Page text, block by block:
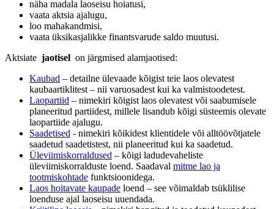
näha madala laoseisu hoiatusi,
vaata aktsia ajalugu,
loo mahakandmisi,
vaata üksikasjalikke finantsvarude saldo muutusi.
Aktsiate jaotisel on järgmised alamjaotised:
Kaubad – detailne ülevaade kõigist teie laos olevatest
kaubaartiklitest – nii varuosadest kui ka valmistoodetest.
Laopartiid – nimekiri kõigist laos olevatest või saabumisele
planeeritud partiidest, millele lisandub kõigi süsteemis olevate
laopartiide ajalugu.
Saadetised - nimekiri kõikidest klientidele või alltöövõtjatele
saadetud saadetistest, nii planeeritud kui ka saadetud.
Üleviimiskorraldused – kõigi ladudevaheliste
üleviimiskorralduste loend. Saadaval mitme lao ja
tootmiskohtade funktsioonidega.
Laos hoitavate kaupade loend – see võimaldab tsüklilise
loenduse ajal laoseisu uuendada.